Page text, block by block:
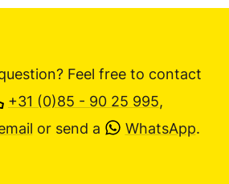
Feel free to contact
+31 (0)85 - 90 25 995,
or send a WhatsApp.